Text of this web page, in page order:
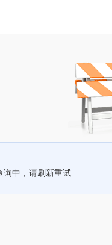
询中，请刷新重试